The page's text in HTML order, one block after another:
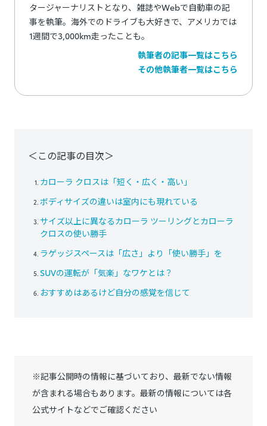
タージャーナリストとなり、雑誌やWebで自動車の記
事を執筆。海外でのドライブも大好きで、アメリカでは
1週間で3,000km走ったことも。
執筆者の記事一覧はこちら
その他執筆者一覧はこちら
＜この記事の目次＞
カローラ クロスは「短く・広く・高い」
ボディサイズの違いは室内にも現れている
サイズ以上に異なるカローラ ツーリングとカローラ
クロスの使い勝手
ラゲッジスペースは「広さ」より「使い勝手」を
SUVの運転が「気楽」なワケとは？
おすすめはあるけど自分の感覚を信じて
※記事公開時の情報に基づいており、最新でない情報
が含まれる場合もあります。最新の情報については各
公式サイトなどでご確認ください